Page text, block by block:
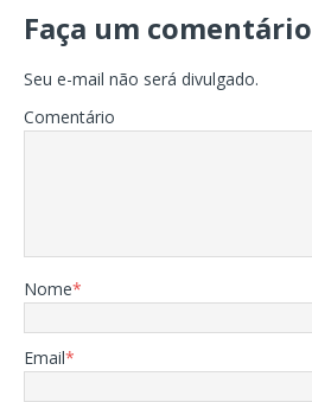
Faça um comentário
Seu e-mail não será divulgado.
Comentário
Nome*
Email*